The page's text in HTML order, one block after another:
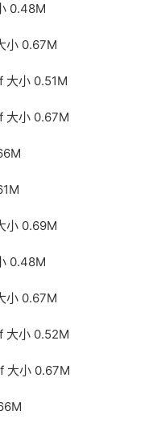
0.48M
小 0.67M
大小 0.51M
大小 0.67M
小 0.69M
0.48M
小 0.67M
大小 0.52M
大小 0.67M